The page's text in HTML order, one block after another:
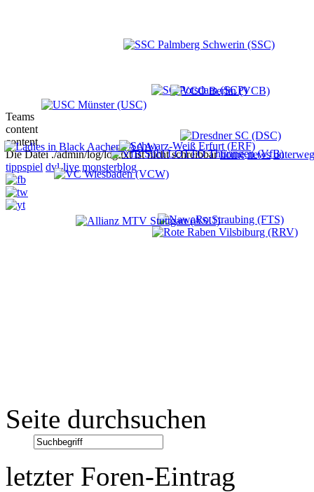
Teams
content
content
Die Datei ./admin/log/log.txt ist nicht schreibbarhome news
tippspiel dvl-live monsterblog
Seite durchsuchen
letzter Foren-Eintrag